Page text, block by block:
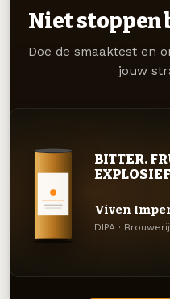
Niet stoppen
Doe de smaaktest en
jouw
BITTER.
Viven
DIPA ·